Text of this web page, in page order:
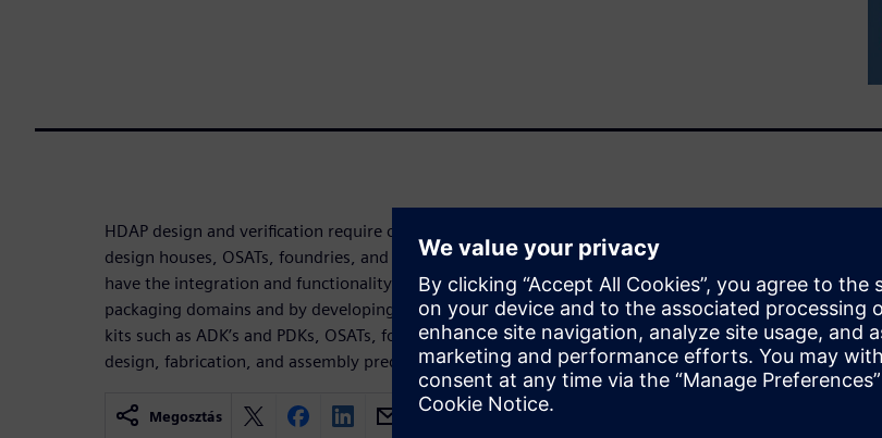
HDAP design and verification require cooperation and collaboration between
design houses, OSATs, foundries, and EDA vendors. By using common tools that
have the integration and functionality needed to operate in both the IC and
packaging domains and by developing and deploying process optimized design-
kits such as ADK’s and PDKs, OSATs, foundries, and their customers can achieve
design, fabrication, and assembly predictability and package performance.
Megosztás